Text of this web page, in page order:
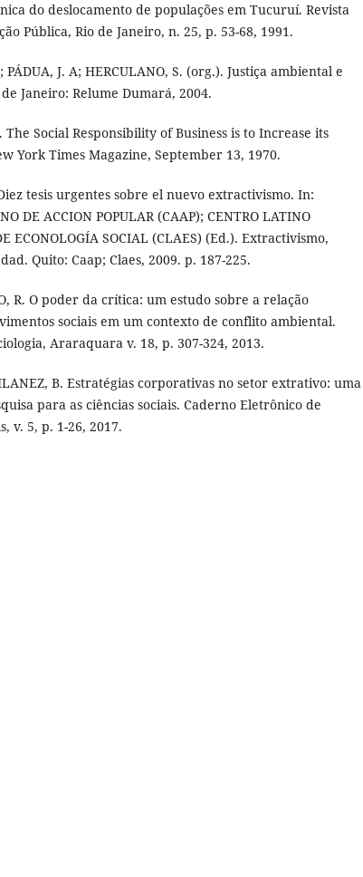
do deslocamento de populações em Tucuruí. Revista
Pública, Rio de Janeiro, n. 25, p. 53-68, 1991.
PÁDUA, J. A; HERCULANO, S. (org.). Justiça ambiental e
Janeiro: Relume Dumará, 2004.
The Social Responsibility of Business is to Increase its
York Times Magazine, September 13, 1970.
tesis urgentes sobre el nuevo extractivismo. In:
DE ACCION POPULAR (CAAP); CENTRO LATINO
ECONOLOGÍA SOCIAL (CLAES) (Ed.). Extractivismo,
Quito: Caap; Claes, 2009. p. 187-225.
R. O poder da crítica: um estudo sobre a relação
sociais em um contexto de conflito ambiental.
Araraquara v. 18, p. 307-324, 2013.
B. Estratégias corporativas no setor extrativo: uma
para as ciências sociais. Caderno Eletrônico de
v. 5, p. 1-26, 2017.